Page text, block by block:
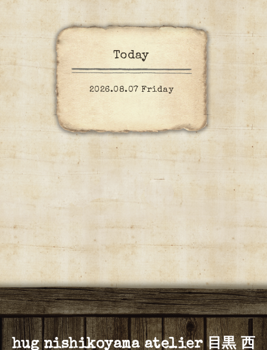
Today
2026.08.07 Friday
hug nishikoyama atelier 目黒 西